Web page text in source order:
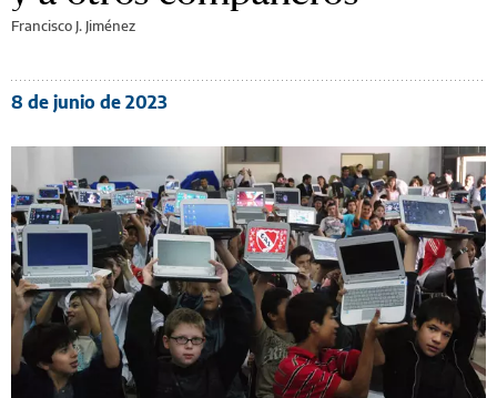
Francisco J. Jiménez
8 de junio de 2023